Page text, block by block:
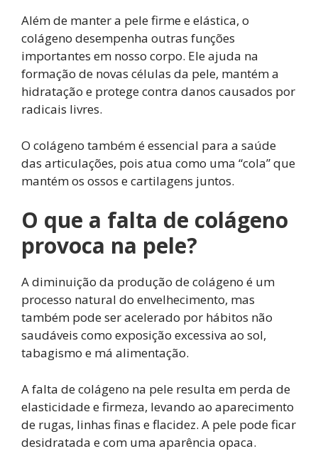
Além de manter a pele firme e elástica, o
colágeno desempenha outras funções
importantes em nosso corpo. Ele ajuda na
formação de novas células da pele, mantém a
hidratação e protege contra danos causados por
radicais livres.
O colágeno também é essencial para a saúde
das articulações, pois atua como uma “cola” que
mantém os ossos e cartilagens juntos.
O que a falta de colágeno
provoca na pele?
A diminuição da produção de colágeno é um
processo natural do envelhecimento, mas
também pode ser acelerado por hábitos não
saudáveis ​​como exposição excessiva ao sol,
tabagismo e má alimentação.
A falta de colágeno na pele resulta em perda de
elasticidade e firmeza, levando ao aparecimento
de rugas, linhas finas e flacidez. A pele pode ficar
desidratada e com uma aparência opaca.